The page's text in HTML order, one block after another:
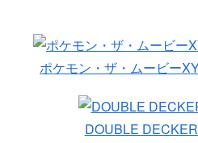
ポケモン・ザ・ムービー
DOUBLE